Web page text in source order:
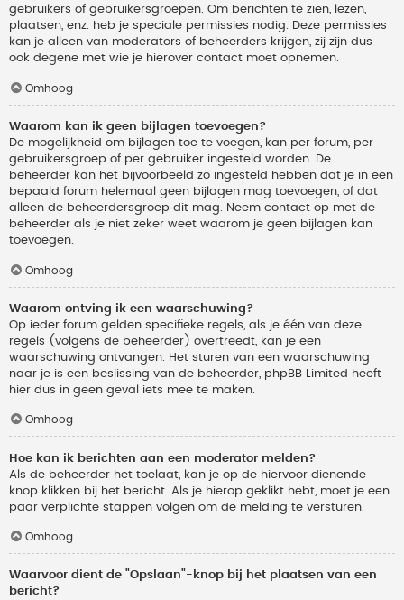
gebruikers of gebruikersgroepen. Om berichten te zien, lezen,
plaatsen, enz. heb je speciale permissies nodig. Deze permissies
kan je alleen van moderators of beheerders krijgen, zij zijn dus
ook degene met wie je hierover contact moet opnemen.
Omhoog
Waarom kan ik geen bijlagen toevoegen?
De mogelijkheid om bijlagen toe te voegen, kan per forum, per
gebruikersgroep of per gebruiker ingesteld worden. De
beheerder kan het bijvoorbeeld zo ingesteld hebben dat je in een
bepaald forum helemaal geen bijlagen mag toevoegen, of dat
alleen de beheerdersgroep dit mag. Neem contact op met de
beheerder als je niet zeker weet waarom je geen bijlagen kan
toevoegen.
Omhoog
Waarom ontving ik een waarschuwing?
Op ieder forum gelden specifieke regels, als je één van deze
regels (volgens de beheerder) overtreedt, kan je een
waarschuwing ontvangen. Het sturen van een waarschuwing
naar je is een beslissing van de beheerder, phpBB Limited heeft
hier dus in geen geval iets mee te maken.
Omhoog
Hoe kan ik berichten aan een moderator melden?
Als de beheerder het toelaat, kan je op de hiervoor dienende
knop klikken bij het bericht. Als je hierop geklikt hebt, moet je een
paar verplichte stappen volgen om de melding te versturen.
Omhoog
Waarvoor dient de "Opslaan"-knop bij het plaatsen van een
bericht?